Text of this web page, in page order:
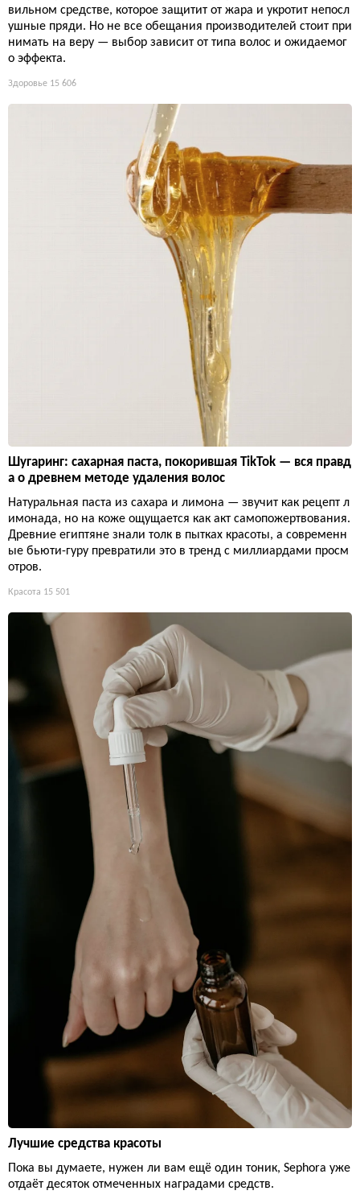
вильном средстве, которое защитит от жара и укротит непосл
ушные пряди. Но не все обещания производителей стоит при
нимать на веру — выбор зависит от типа волос и ожидаемог
о эффекта.
Здоровье 15 606
Шугаринг: сахарная паста, покорившая TikTok — вся правд
а о древнем методе удаления волос
Натуральная паста из сахара и лимона — звучит как рецепт л
имонада, но на коже ощущается как акт самопожертвования.
Древние египтяне знали толк в пытках красоты, а современн
ые бьюти-гуру превратили это в тренд с миллиардами просм
отров.
Красота 15 501
Лучшие средства красоты
Пока вы думаете, нужен ли вам ещё один тоник, Sephora уже
отдаёт десяток отмеченных наградами средств.